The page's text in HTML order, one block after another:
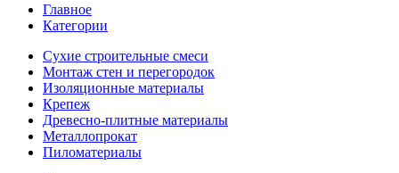
Главное
Категории
Сухие строительные смеси
Монтаж стен и перегородок
Изоляционные материалы
Крепеж
Древесно-плитные материалы
Металлопрокат
Пиломатериалы